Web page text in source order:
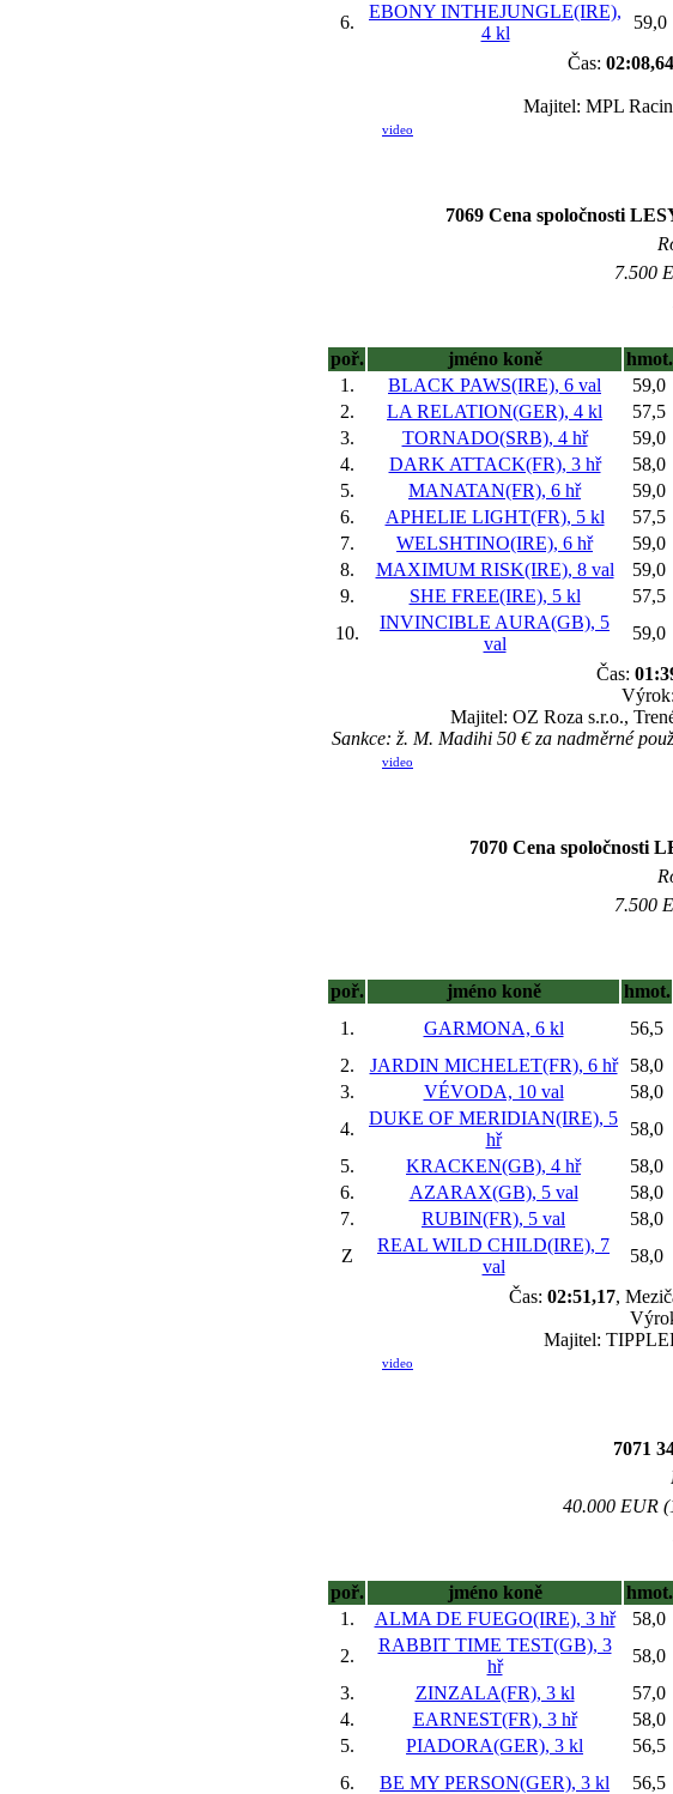
6.
EBONY INTHEJUNGLE(IRE),
4 kl
59,0
Čas: 02:08,64
Majitel: MPL
video
7069 Cena spoločnosti
7.500
poř.
jméno koně hmot.
1.
BLACK PAWS(IRE), 6 val 59,0
2.
LA RELATION(GER), 4 kl 57,5
3.
TORNADO(SRB), 4 hř 59,0
4.
DARK ATTACK(FR), 3 hř 58,0
5.
MANATAN(FR), 6 hř 59,0
6.
APHELIE LIGHT(FR), 5 kl 57,5
7.
WELSHTINO(IRE), 6 hř 59,0
8.
MAXIMUM RISK(IRE), 8 val 59,0
9.
SHE FREE(IRE), 5 kl 57,5
10.
INVINCIBLE AURA(GB), 5
val
59,0
Čas:
Majitel: OZ Roza s.r.o.,
Sankce: ž. M. Madihi 50 € za nadměrné
video
7070 Cena spoločnosti
7.500
poř.
jméno koně hmot.
1.
GARMONA, 6 kl 56,5
2.
JARDIN MICHELET(FR), 6 hř 58,0
3.
VÉVODA, 10 val 58,0
4.
DUKE OF MERIDIAN(IRE), 5
hř
58,0
5.
KRACKEN(GB), 4 hř 58,0
6.
AZARAX(GB), 5 val 58,0
7.
RUBIN(FR), 5 val 58,0
Z
REAL WILD CHILD(IRE), 7
val
58,0
Čas: 02:51,17,
Majitel:
video
7071
40.000 EUR
poř.
jméno koně hmot.
1.
ALMA DE FUEGO(IRE), 3 hř 58,0
2.
RABBIT TIME TEST(GB), 3
hř
58,0
3.
ZINZALA(FR), 3 kl 57,0
4.
EARNEST(FR), 3 hř 58,0
5.
PIADORA(GER), 3 kl 56,5
6.
BE MY PERSON(GER), 3 kl 56,5